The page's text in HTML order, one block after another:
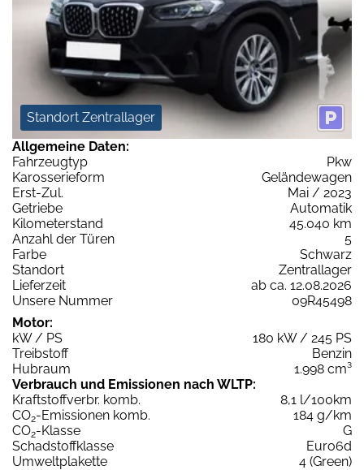
Standort Zentrallager
Allgemeine Daten:
Fahrzeugtyp
Pkw
Karosserieform
Geländewagen
Erst-Zul.
Mai / 2023
Getriebe
Automatik
Kilometerstand
45.040 km
Anzahl der Türen
5
Farbe
Schwarz
Standort
Zentrallager
Lieferzeit
ab ca. 12.08.2026
Unsere Nummer
09R45498
Motor:
kW / PS
180 kW / 245 PS
Treibstoff
Benzin
Hubraum
1.998 cm³
Verbrauch und Emissionen nach WLTP:
Kraftstoffverbr. komb.
8,1 l/100km
CO2-Emissionen komb.
184 g/km
CO2-Klasse
G
Schadstoffklasse
Euro6d
Umweltplakette
4 (Green)